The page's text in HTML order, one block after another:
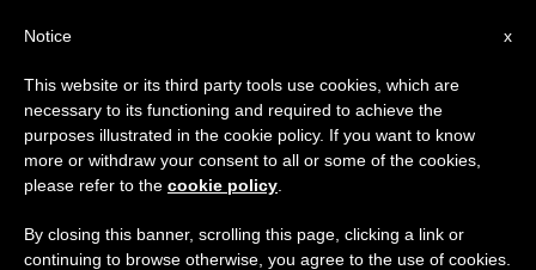
ETIQUETA
Posts Tagged
‘preparación Viaje
×
Aviso importante
Del 27 de julio al 7 de agosto haremos la pausa
anual, aprovechando que en el periodo de verano
se generan menos informaciones y también el
x
Notice
This website or its third party tools use cookies, which are
necessary to its functioning and required to achieve the
purposes illustrated in the cookie policy. If you want to know
more or withdraw your consent to all or some of the cookies,
please refer to the cookie policy
By closing this banner, scrolling this page, clicking a link or
continuing to browse otherwise, you agree to the use of cookies.